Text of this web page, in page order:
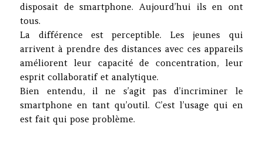
disposait de smartphone. Aujourd’hui ils en ont
tous.
La différence est perceptible. Les jeunes qui
arrivent à prendre des distances avec ces appareils
améliorent leur capacité de concentration, leur
esprit collaboratif et analytique.
Bien entendu, il ne s’agit pas d’incriminer le
smartphone en tant qu’outil. C’est l’usage qui en
est fait qui pose problème.